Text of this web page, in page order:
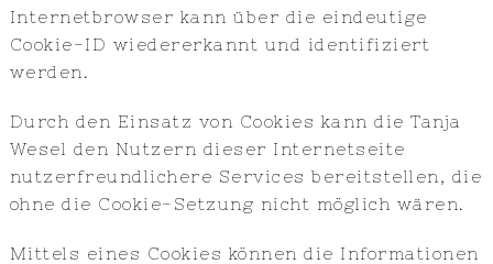
Internetbrowser kann über die eindeutige
Cookie-ID wiedererkannt und identifiziert
werden.
Durch den Einsatz von Cookies kann die Tanja
Wesel den Nutzern dieser Internetseite
nutzerfreundlichere Services bereitstellen, die
ohne die Cookie-Setzung nicht möglich wären.
Mittels eines Cookies können die Informationen